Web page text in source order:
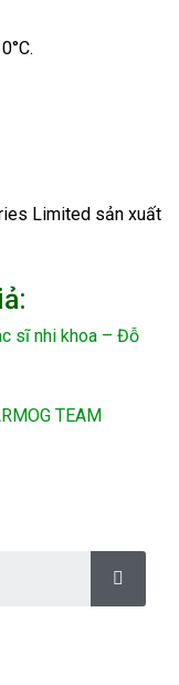
Limited sản xuất
sĩ nhi khoa – Đỗ
TEAM
S
r